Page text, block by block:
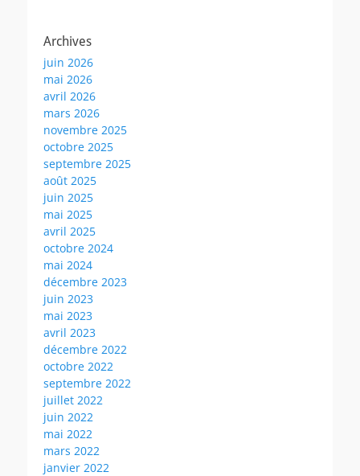
Archives
juin 2026
mai 2026
avril 2026
mars 2026
novembre 2025
octobre 2025
septembre 2025
août 2025
juin 2025
mai 2025
avril 2025
octobre 2024
mai 2024
décembre 2023
juin 2023
mai 2023
avril 2023
décembre 2022
octobre 2022
septembre 2022
juillet 2022
juin 2022
mai 2022
mars 2022
janvier 2022